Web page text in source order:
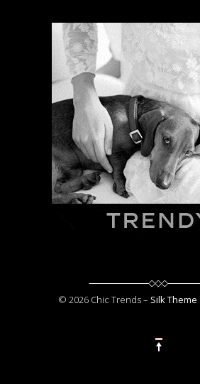
© 2026 Chic Trends – Silk Theme